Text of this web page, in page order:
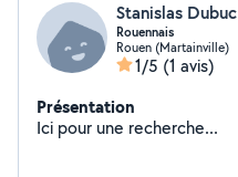
Stanislas Dubuc
Rouennais
Rouen (Martainville)
1/5 (1 avis)
Présentation
Ici pour une recherche...